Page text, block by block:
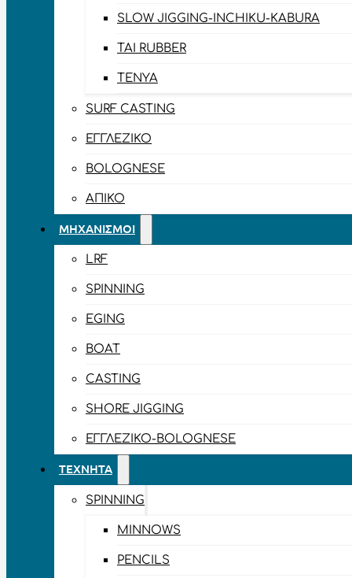
SLOW JIGGING-INCHIKU-KABURA
TAI RUBBER
TENYA
SURF CASTING
ΕΓΓΛΈΖΙΚΟ
BOLOGNESE
ΑΠΊΚΟ
ΜΗΧΑΝΙΣΜΟΊ
LRF
SPINNING
EGING
BOAT
CASTING
SHORE JIGGING
ΕΓΓΛΈΖΙΚΟ-BOLOGNESE
ΤΕΧΝΗΤΆ
SPINNING
MINNOWS
PENCILS